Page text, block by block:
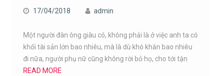
17/04/2018 admin
Một người đàn ông giàu có, không phải là ở việc anh ta có
khối tài sản lớn bao nhiêu, mà là dù khó khăn bao nhiêu
đi nữa, người phụ nữ cũng không rời bỏ họ, cho tới tận
READ MORE